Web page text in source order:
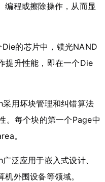
编程或擦除操作，从而显
的芯片中，镁光NAND
提升性能，即在一个Die
采用坏块管理和纠错算法
。每个块的第一个Page中
。
泛应用于嵌入式设计、
外围设备等领域。